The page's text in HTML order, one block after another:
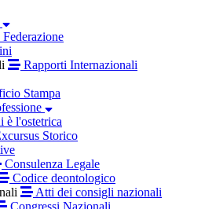
Rapporti Internazionali
Stampa
è l'ostetrica
Storico
Consulenza Legale
Codice deontologico
Atti dei consigli nazionali
Congressi Nazionali